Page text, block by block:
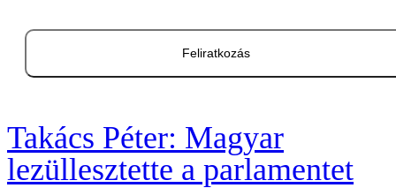
Feliratkozás
Takács Péter: Magyar
lezüllesztette a parlamentet